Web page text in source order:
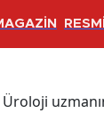
Üroloji